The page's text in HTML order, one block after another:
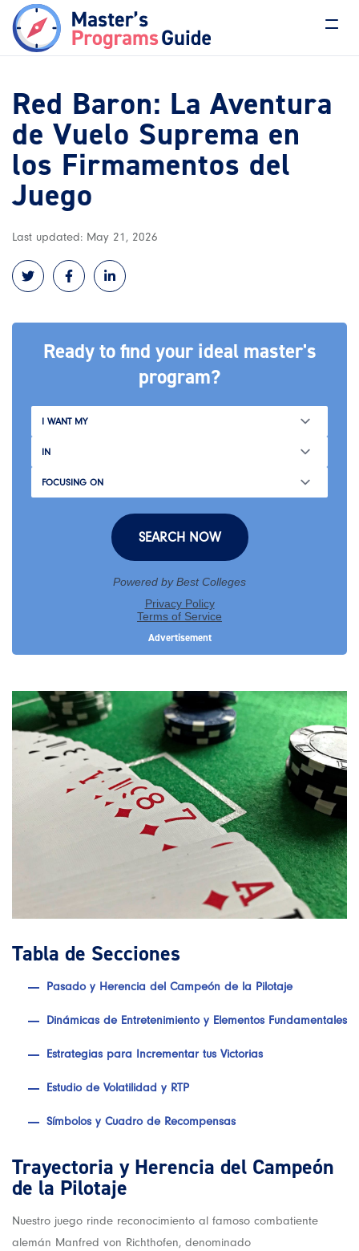
Red Baron: La Aventura
de Vuelo Suprema en
los Firmamentos del
Juego
Last updated: May 21, 2026
Ready to find your ideal master's
program?
Tabla de Secciones
Pasado y Herencia del Campeón de la Pilotaje
Dinámicas de Entretenimiento y Elementos Fundamentales
Estrategias para Incrementar tus Victorias
Estudio de Volatilidad y RTP
Símbolos y Cuadro de Recompensas
Trayectoria y Herencia del Campeón
de la Pilotaje
Nuestro juego rinde reconocimiento al famoso combatiente
alemán Manfred von Richthofen, denominado